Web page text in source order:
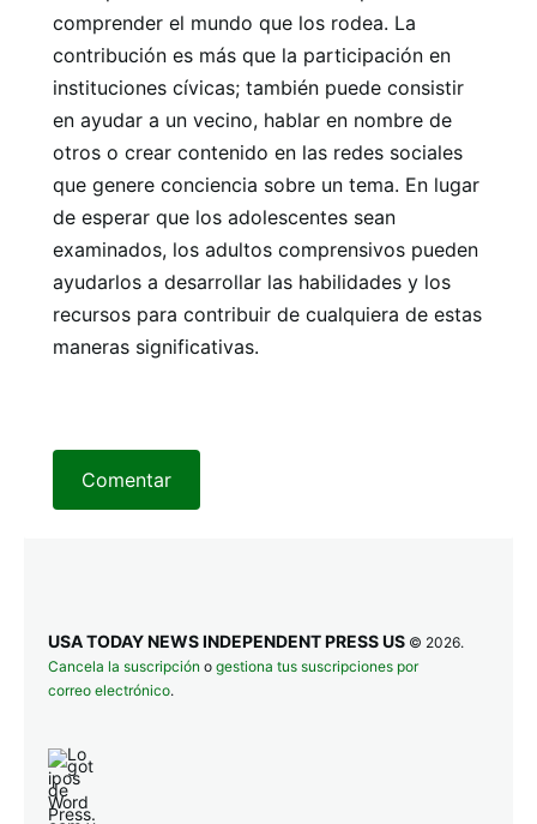
comprender el mundo que los rodea. La
contribución es más que la participación en
instituciones cívicas; también puede consistir
en ayudar a un vecino, hablar en nombre de
otros o crear contenido en las redes sociales
que genere conciencia sobre un tema. En lugar
de esperar que los adolescentes sean
examinados, los adultos comprensivos pueden
ayudarlos a desarrollar las habilidades y los
recursos para contribuir de cualquiera de estas
maneras significativas.
Comentar
USA TODAY NEWS INDEPENDENT PRESS US © 2026.
Cancela la suscripción o gestiona tus suscripciones por
correo electrónico.